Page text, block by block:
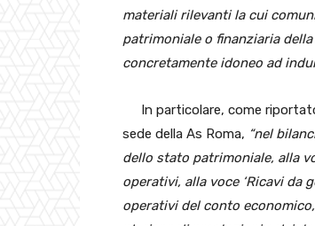
materiali rilevanti la cui
patrimoniale o finanziaria
concretamente idoneo ad
In particolare, come
sede della As Roma, “nel
dello stato patrimoniale, alla
operativi, alla voce ‘Ricavi da
operativi del conto